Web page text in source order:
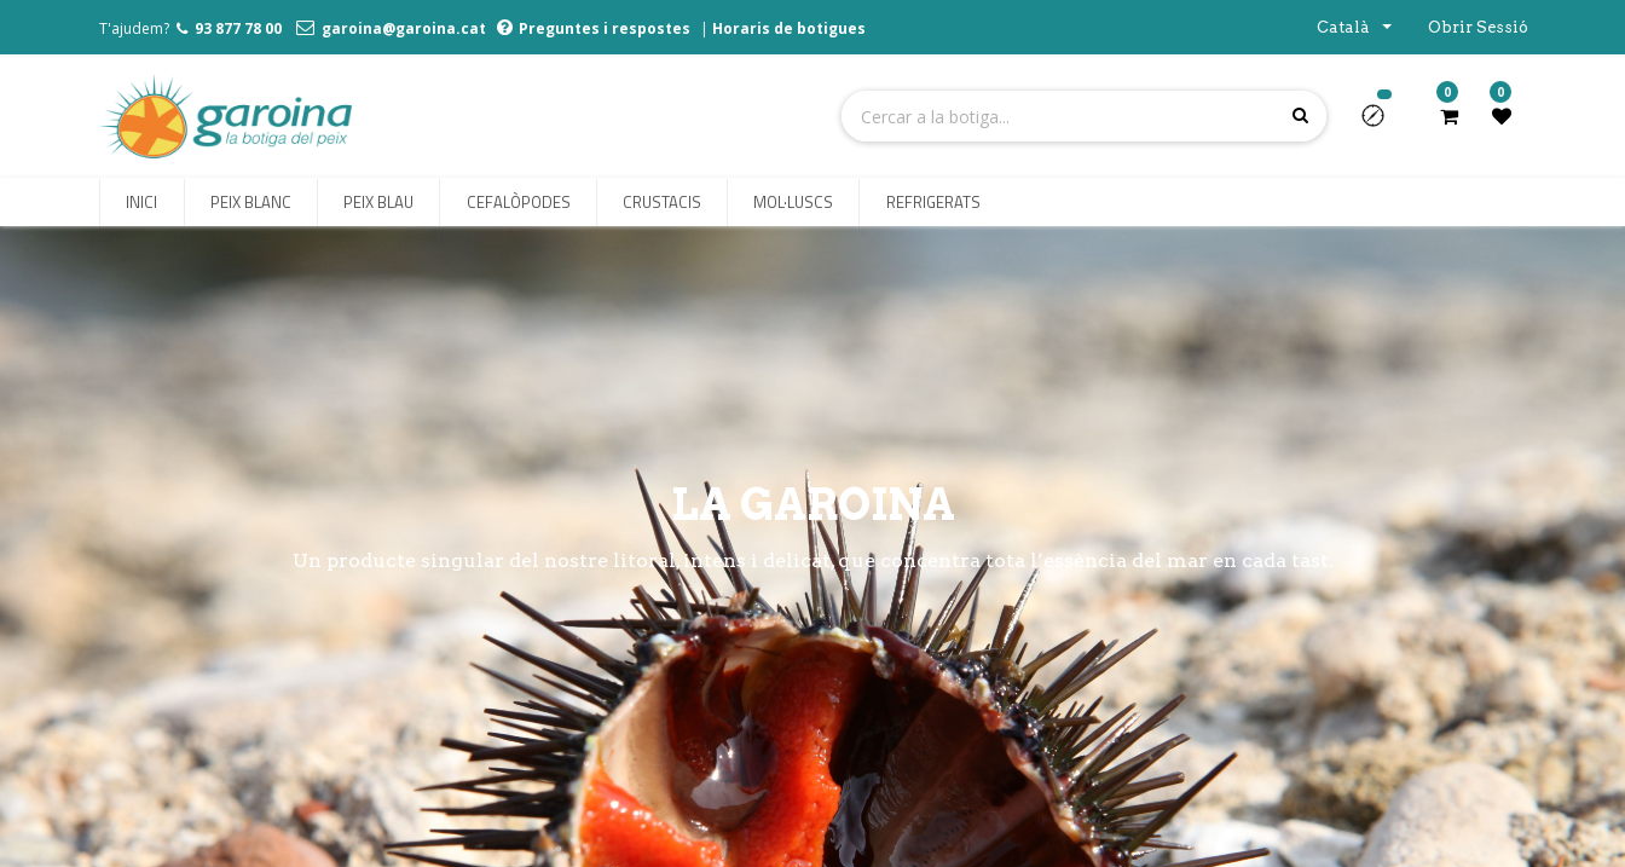
T'ajudem? 93 877 78 00 garoina@garoina.cat Preguntes i respostes | Horaris de botigues Català Obrir Sessió
0 0
INICI PEIX BLANC PEIX BLAU CEFALÒPODES CRUSTACIS MOL·LUSCS REFRIGERATS
LA GAROINA
Un producte singular del nostre litoral, intens i delicat, que concentra tota l’essència del mar en cada tast.